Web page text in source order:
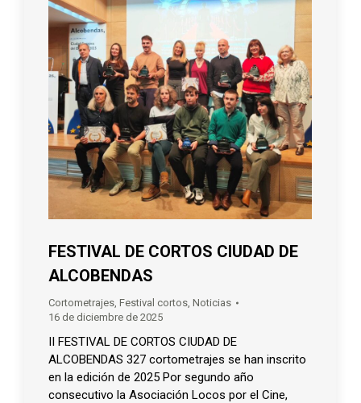
FESTIVAL DE CORTOS CIUDAD DE
ALCOBENDAS
Cortometrajes, Festival cortos, Noticias
16 de diciembre de 2025
II FESTIVAL DE CORTOS CIUDAD DE
ALCOBENDAS 327 cortometrajes se han inscrito
en la edición de 2025 Por segundo año
consecutivo la Asociación Locos por el Cine,